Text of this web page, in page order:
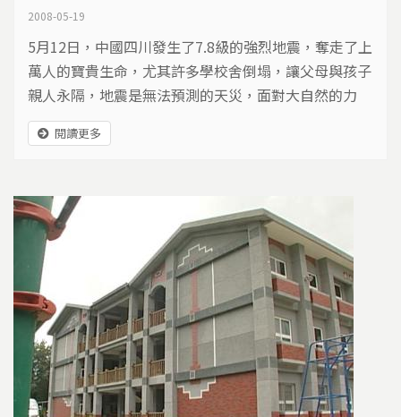
2008-05-19
5月12日，中國四川發生了7.8級的強烈地震，奪走了上
萬人的寶貴生命，尤其許多學校舍倒塌，讓父母與孩子
親人永隔，地震是無法預測的天災，面對大自然的力
量，我們無力抵擋，但是有沒有辦法將傷害的風險降到
最低呢？從過去地震的傷痛中，許多建築師和工程師，
是人們最安心的屏障，之前我們的島節目，曾經製作防
震建築以及防震學校的相關報導，這一次特別重新整理
播出，希望再次深入的探討，建築物防震的技術與概
念。
閱讀更多